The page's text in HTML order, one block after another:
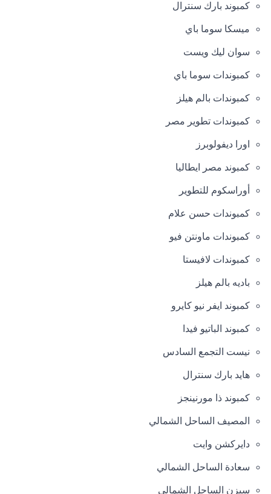
كمبوند بارك سنترال
ميسكا سوما باي
سوان ليك ويست
كمبوندات سوما باي
كمبوندات بالم هيلز
كمبوندات تطوير مصر
اورا ديفولوبرز
كمبوند مصر ايطاليا
أوراسكوم للتطوير
كمبوندات حسن علام
كمبوندات ماونتن فيو
كمبوندات لافيستا
باديه بالم هيلز
كمبوند ايفر نيو كايرو
كمبوند الباتيو فيدا
نيست التجمع السادس
هايد بارك سنترال
كمبوند ذا مورنينجز
المصيف الساحل الشمالي
دايركشن وايت
سعادة الساحل الشمالي
سيزن الساحل الشمالي